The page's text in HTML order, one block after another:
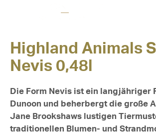
Highland Animals
Nevis 0,48l
Die Form Nevis ist ein langjähriger
Dunoon und beherbergt die große
Jane Brookshaws lustigen
traditionellen Blumen- und